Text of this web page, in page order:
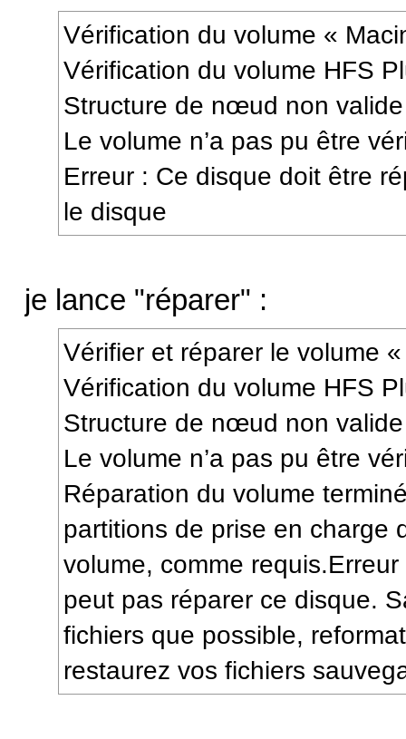
Vérification du volume «
Vérification du volume HFS
Structure de nœud non valide
Le volume n’a pas pu être
Erreur : Ce disque doit être
le disque
je lance "réparer" :
Vérifier et réparer le volume
Vérification du volume HFS
Structure de nœud non valide
Le volume n’a pas pu être
Réparation du volume
partitions de prise en charge
volume, comme
peut pas réparer ce disque.
fichiers que possible,
restaurez vos fichiers